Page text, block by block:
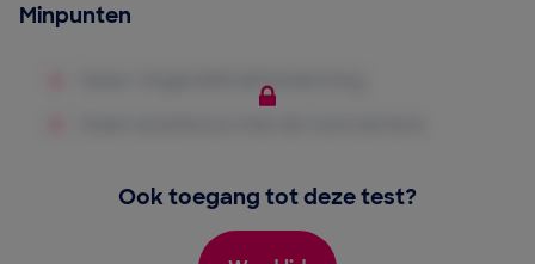
Minpunten
Ook toegang tot deze test?